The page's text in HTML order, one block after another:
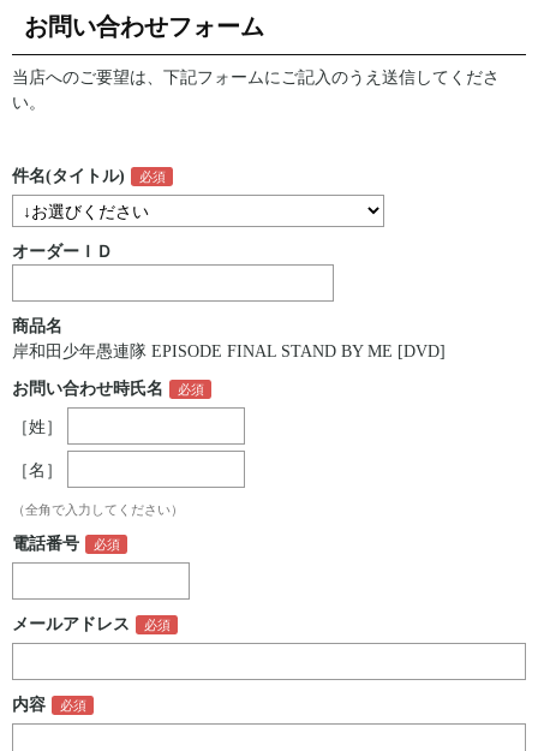
お問い合わせフォーム
当店へのご要望は、下記フォームにご記入のうえ送信してくださ
い。
件名(タイトル)
オーダーＩＤ
商品名
岸和田少年愚連隊 EPISODE FINAL STAND BY ME [DVD]
お問い合わせ時氏名
［姓］
［名］
（全角で入力してください）
電話番号
メールアドレス
内容